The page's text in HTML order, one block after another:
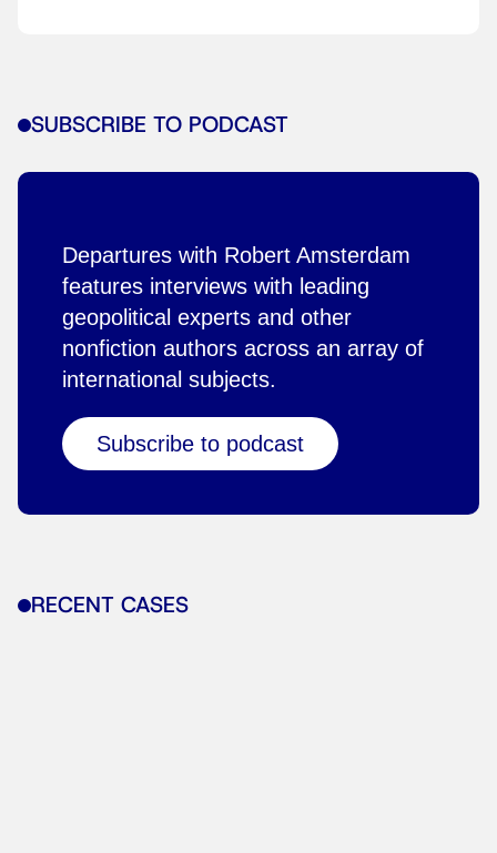
SUBSCRIBE TO PODCAST
Departures with Robert Amsterdam
features interviews with leading
geopolitical experts and other
nonfiction authors across an array of
international subjects.
Subscribe to podcast
RECENT CASES